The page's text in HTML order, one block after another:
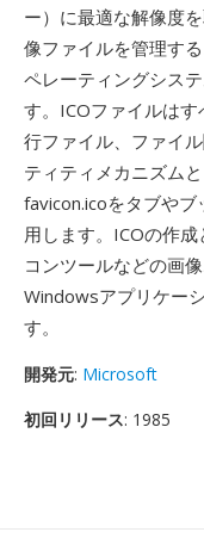
ー）に最適な解像度
像ファイルを管理す
ペレーティングシス
す。ICOファイルは
行ファイル、ファイ
ティティメカニズム
favicon.icoをタブや
用します。ICOの作成
コンツールなどの画
Windowsアプリケー
す。
開発元: Microsoft
初回リリース: 1985